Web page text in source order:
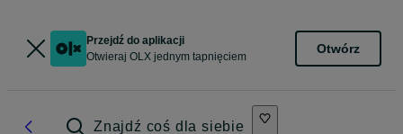
Przejdź do aplikacji
Otwieraj OLX jednym tapnięciem
Otwórz
Znajdź coś dla siebie